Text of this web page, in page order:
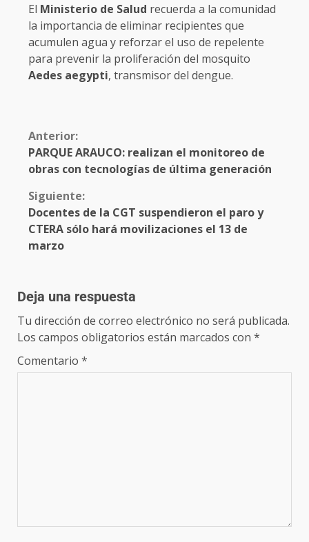
El Ministerio de Salud recuerda a la comunidad
la importancia de eliminar recipientes que
acumulen agua y reforzar el uso de repelente
para prevenir la proliferación del mosquito
Aedes aegypti, transmisor del dengue.
Anterior:
PARQUE ARAUCO: realizan el monitoreo de
obras con tecnologías de última generación
Siguiente:
Docentes de la CGT suspendieron el paro y
CTERA sólo hará movilizaciones el 13 de
marzo
Deja una respuesta
Tu dirección de correo electrónico no será publicada.
Los campos obligatorios están marcados con *
Comentario *